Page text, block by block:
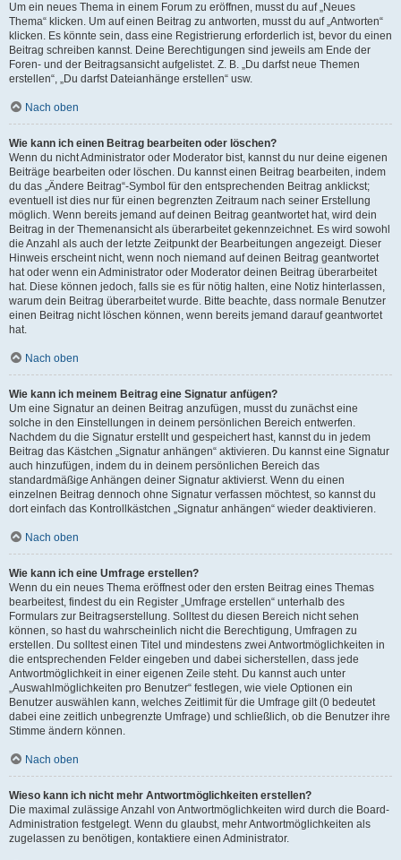
Um ein neues Thema in einem Forum zu eröffnen, musst du auf „Neues
Thema“ klicken. Um auf einen Beitrag zu antworten, musst du auf „Antworten“
klicken. Es könnte sein, dass eine Registrierung erforderlich ist, bevor du einen
Beitrag schreiben kannst. Deine Berechtigungen sind jeweils am Ende der
Foren- und der Beitragsansicht aufgelistet. Z. B. „Du darfst neue Themen
erstellen“, „Du darfst Dateianhänge erstellen“ usw.
Nach oben
Wie kann ich einen Beitrag bearbeiten oder löschen?
Wenn du nicht Administrator oder Moderator bist, kannst du nur deine eigenen
Beiträge bearbeiten oder löschen. Du kannst einen Beitrag bearbeiten, indem
du das „Ändere Beitrag“-Symbol für den entsprechenden Beitrag anklickst;
eventuell ist dies nur für einen begrenzten Zeitraum nach seiner Erstellung
möglich. Wenn bereits jemand auf deinen Beitrag geantwortet hat, wird dein
Beitrag in der Themenansicht als überarbeitet gekennzeichnet. Es wird sowohl
die Anzahl als auch der letzte Zeitpunkt der Bearbeitungen angezeigt. Dieser
Hinweis erscheint nicht, wenn noch niemand auf deinen Beitrag geantwortet
hat oder wenn ein Administrator oder Moderator deinen Beitrag überarbeitet
hat. Diese können jedoch, falls sie es für nötig halten, eine Notiz hinterlassen,
warum dein Beitrag überarbeitet wurde. Bitte beachte, dass normale Benutzer
einen Beitrag nicht löschen können, wenn bereits jemand darauf geantwortet
hat.
Nach oben
Wie kann ich meinem Beitrag eine Signatur anfügen?
Um eine Signatur an deinen Beitrag anzufügen, musst du zunächst eine
solche in den Einstellungen in deinem persönlichen Bereich entwerfen.
Nachdem du die Signatur erstellt und gespeichert hast, kannst du in jedem
Beitrag das Kästchen „Signatur anhängen“ aktivieren. Du kannst eine Signatur
auch hinzufügen, indem du in deinem persönlichen Bereich das
standardmäßige Anhängen deiner Signatur aktivierst. Wenn du einen
einzelnen Beitrag dennoch ohne Signatur verfassen möchtest, so kannst du
dort einfach das Kontrollkästchen „Signatur anhängen“ wieder deaktivieren.
Nach oben
Wie kann ich eine Umfrage erstellen?
Wenn du ein neues Thema eröffnest oder den ersten Beitrag eines Themas
bearbeitest, findest du ein Register „Umfrage erstellen“ unterhalb des
Formulars zur Beitragserstellung. Solltest du diesen Bereich nicht sehen
können, so hast du wahrscheinlich nicht die Berechtigung, Umfragen zu
erstellen. Du solltest einen Titel und mindestens zwei Antwortmöglichkeiten in
die entsprechenden Felder eingeben und dabei sicherstellen, dass jede
Antwortmöglichkeit in einer eigenen Zeile steht. Du kannst auch unter
„Auswahlmöglichkeiten pro Benutzer“ festlegen, wie viele Optionen ein
Benutzer auswählen kann, welches Zeitlimit für die Umfrage gilt (0 bedeutet
dabei eine zeitlich unbegrenzte Umfrage) und schließlich, ob die Benutzer ihre
Stimme ändern können.
Nach oben
Wieso kann ich nicht mehr Antwortmöglichkeiten erstellen?
Die maximal zulässige Anzahl von Antwortmöglichkeiten wird durch die Board-
Administration festgelegt. Wenn du glaubst, mehr Antwortmöglichkeiten als
zugelassen zu benötigen, kontaktiere einen Administrator.